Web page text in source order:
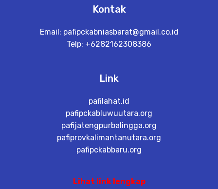
Kontak
Email: pafipckabniasbarat@gmail.co.id
Telp: +6282162308386
Link
pafilahat.id
pafipckabluwuutara.org
pafijatengpurbalingga.org
pafiprovkalimantanutara.org
pafipckabbaru.org
Lihat link lengkap